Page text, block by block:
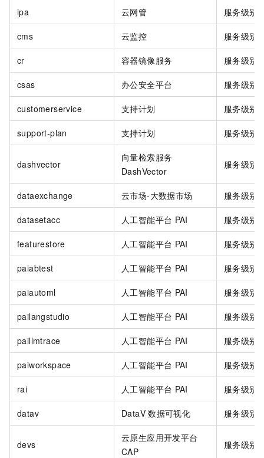
ipa 云网管 服务级别
cms 云监控 服务级别
cr 容器镜像服务 服务级别
csas 办公安全平台 服务级别
customerservice 支持计划 服务级别
support-plan 支持计划 服务级别
dashvector
向量检索服务
DashVector
服务级别
dataexchange 云市场-大数据市场 服务级别
datasetacc 人工智能平台 PAI 服务级别
featurestore 人工智能平台 PAI 服务级别
paiabtest 人工智能平台 PAI 服务级别
paiautoml 人工智能平台 PAI 服务级别
pailangstudio 人工智能平台 PAI 服务级别
paillmtrace 人工智能平台 PAI 服务级别
paiworkspace 人工智能平台 PAI 服务级别
rai 人工智能平台 PAI 服务级别
datav DataV 数据可视化 服务级别
devs
云原生应用开发平台
CAP
服务级别